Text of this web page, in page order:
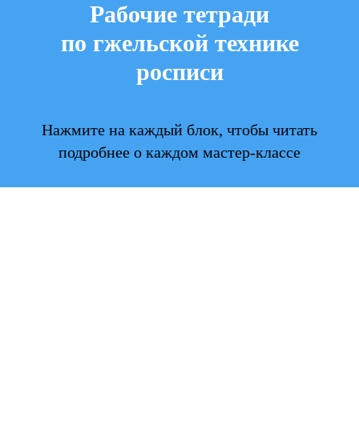
Рабочие тетради
по гжельской технике
росписи
Нажмите на каждый блок, чтобы читать
подробнее о каждом мастер-классе